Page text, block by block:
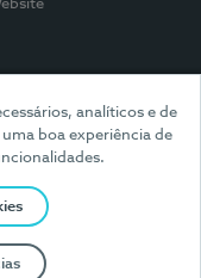
analíticos e de
boa experiência de